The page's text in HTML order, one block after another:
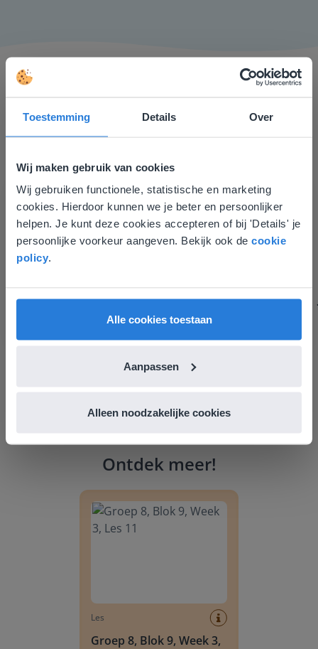
Toestemming Details Over
Wij maken gebruik van cookies
Wij gebruiken functionele, statistische en marketing
cookies. Hierdoor kunnen we je beter en persoonlijker
helpen. Je kunt deze cookies accepteren of bij 'Details' je
persoonlijke voorkeur aangeven. Bekijk ook de cookie
policy.
Alle cookies toestaan
Aanpassen
Alleen noodzakelijke cookies
Ik vind de professionaliteit en behulpzaamheid een
luisteren naar suggesties, het open karakter en de
informatievoorziening via de website. Ik kan niets ter
verbetering noemen.
Tamara Alkemade
Leerkracht / ICT-coördinator op de Prinses
Ontdek meer!
Les
Groep 8, Blok 9, Week 3,
Deze website komt niet
overeen met je locatie
Gezien je locatie, denken we dat je misschien
liever naar de website voor English gaat. Hier
English
Nederland